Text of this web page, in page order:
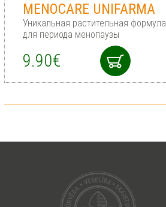
MENOCARE UNIFARMA
Уникальная растительная формула
для периода менопаузы
9.90€